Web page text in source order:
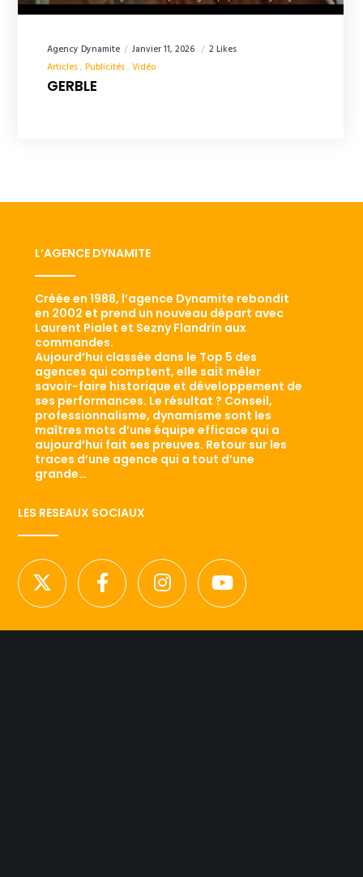
Agency Dynamite Janvier 11, 2026
2 Likes
Articles Publicités Vidéo
GERBLE
L’AGENCE DYNAMITE
Créée en 1988, l’agence Dynamite rebondit
en 2002 et prend un nouveau départ avec
Laurent Pialet et Sezny Flandrin aux
commandes.
Aujourd’hui classée dans le Top 5 des
agences qui comptent, elle sait mêler
savoir-faire historique et développement de
ses performances. Le résultat ? Conseil,
professionnalisme, dynamisme sont les
maîtres mots d’une équipe efficace qui a
aujourd’hui fait ses preuves. Retour sur les
traces d’une agence qui a tout d’une
grande…
LES RESEAUX SOCIAUX